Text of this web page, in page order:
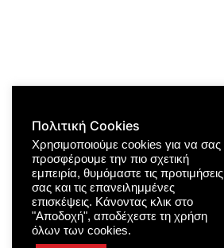
Πολιτική Cookies
Χρησιμοποιούμε cookies για να σας
προσφέρουμε την πιο σχετική
εμπειρία, θυμόμαστε τις προτιμήσεις
σας και τις επανειλημμένες
επισκέψεις. Κάνοντας κλικ στο
"Αποδοχή", αποδέχεστε τη χρήση
όλων των cookies.